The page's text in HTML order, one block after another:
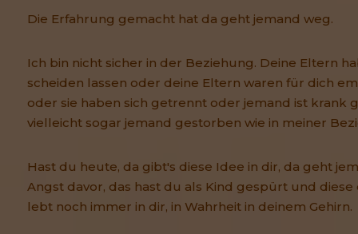
Die Erfahrung gemacht hat da geht jemand weg.
Ich bin nicht sicher in der Beziehung. Deine Eltern
scheiden lassen oder deine Eltern waren für dich
oder sie haben sich getrennt oder jemand ist krank
vielleicht sogar jemand gestorben wie in meiner
Hast du heute, da gibt's diese Idee in dir, da geht
Angst davor, das hast du als Kind gespürt und diese
lebt noch immer in dir, in Wahrheit in deinem Gehirn.